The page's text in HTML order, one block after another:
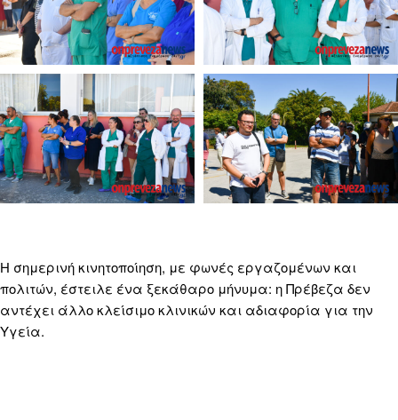
Η σημερινή κινητοποίηση, με φωνές εργαζομένων και
πολιτών, έστειλε ένα ξεκάθαρο μήνυμα: η Πρέβεζα δεν
αντέχει άλλο κλείσιμο κλινικών και αδιαφορία για την
Υγεία.